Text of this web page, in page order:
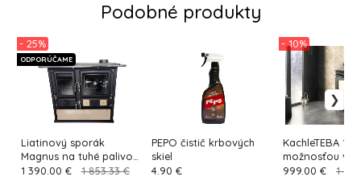
Podobné produkty
Liatinový sporák
Magnus na tuhé palivo
capuccino
ODPORÚČAME
- 25%
1 390.00 € 1 853.33 €
PEPO čistič krbových
skiel
4.90 €
KachleTEBA 12 s
možnosťou
10KW a
- 10%
999.00 € 1